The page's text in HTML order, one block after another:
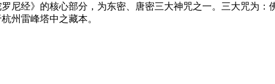
尼经》的核心部分，为东密、唐密三大神咒之一。三大咒为：
州雷峰塔中之藏本。